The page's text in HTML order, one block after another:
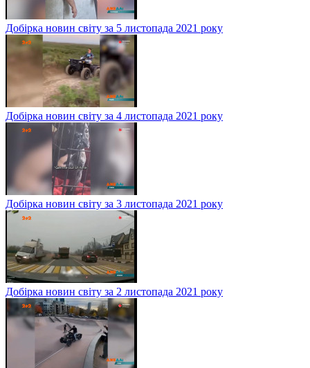
Добірка новин світу за 5 листопада 2021 року
Добірка новин світу за 4 листопада 2021 року
Добірка новин світу за 3 листопада 2021 року
Добірка новин світу за 2 листопада 2021 року